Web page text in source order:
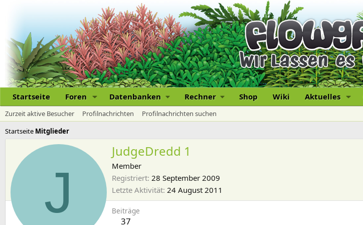
Startseite Foren Datenbanken Rechner Shop Wiki Aktuelles
Zurzeit aktive Besucher Profilnachrichten
Profilnachrichten suchen
Startseite Mitglieder
J
JudgeDredd 1
Member
Registriert 28 September 2009
Letzte Aktivität 24 August 2011
Beiträge
37